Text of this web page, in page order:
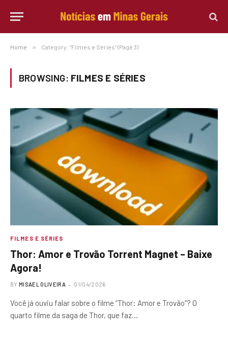
Home » Category: "Filmes e Séries" (Page 3)
BROWSING: FILMES E SÉRIES
FILMES E SÉRIES
Thor: Amor e Trovão Torrent Magnet – Baixe
Agora!
BY MISAEL OLIVEIRA 01/04/2026
Você já ouviu falar sobre o filme “Thor: Amor e Trovão”? O
quarto filme da saga de Thor, que faz…